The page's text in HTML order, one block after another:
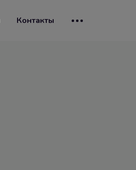
Контакты